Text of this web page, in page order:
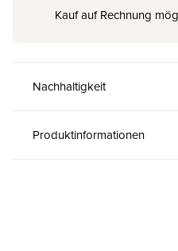
Kauf auf Rechnung
Nachhaltigkeit
Produktinformationen